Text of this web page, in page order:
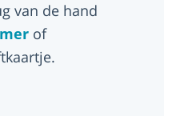
van de hand
of